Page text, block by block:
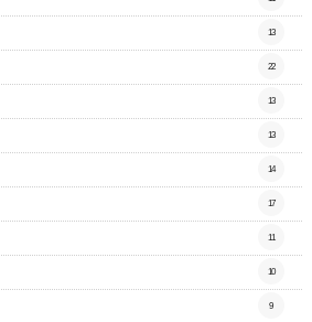
13
22
13
13
14
17
11
10
9